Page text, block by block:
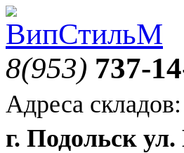
8(953) 737-
Адреса складов:
г. Подольск